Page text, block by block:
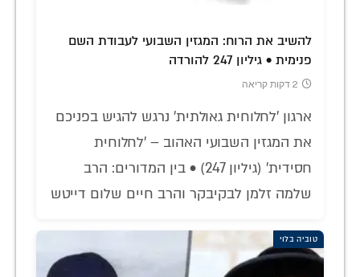
להשיב את הרוח: המגזין השבועי לעבודת השם
פנימית • גיליון 247 להורדה
2 דקות קריאה
ארגון 'לחלוחית גאולתית' נרגש להגיש בפניכם
את המגזין השבועי האהוב – 'לחלוחית
חסידית' (גיליון 247) • בין המדורים: הרב
שלמה זלמן לבקיבקר והרב חיים שלום דייטש
טוביה בלוי